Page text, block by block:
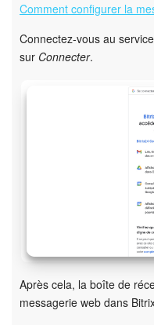
Questions
On-Premise de
Comment configurer la
Connectez-vous au
sur Connecter.
Après cela, la boîte de
messagerie web dans